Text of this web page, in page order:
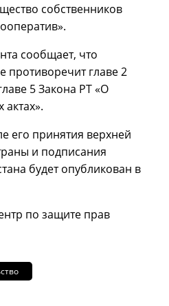
собственников
сообщает, что
главе 2
5 Закона РТ «О
его принятия верхней
и подписания
будет опубликован в
по защите прав